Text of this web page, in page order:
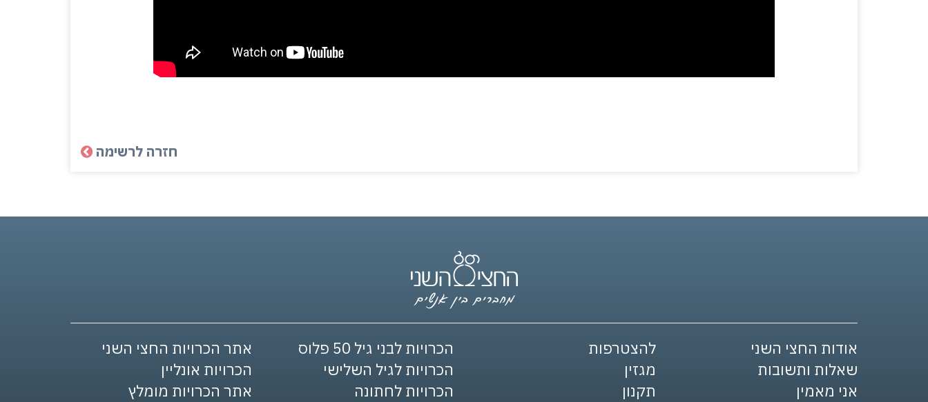
חזרה לרשימה
אתר הכרויות החצי השני
הכרויות אונליין
אתר הכרויות מומלץ
הכרויות לבני גיל 50 פלוס
הכרויות לגיל השלישי
הכרויות לחתונה
להצטרפות
מגזין
תקנון
אודות החצי השני
שאלות ותשובות
אני מאמין